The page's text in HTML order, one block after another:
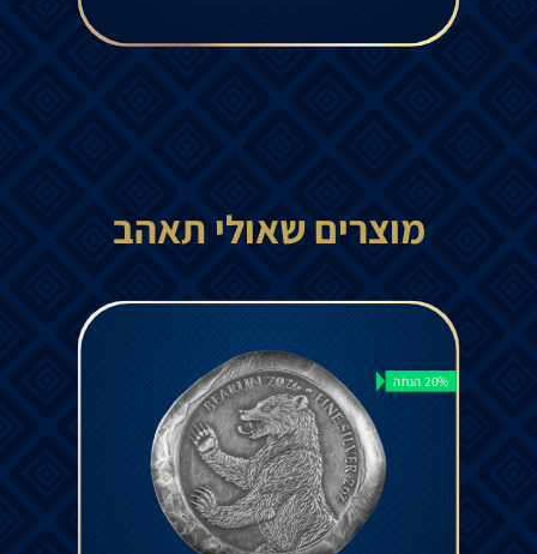
מוצרים שאולי תאהב
20% הנחה